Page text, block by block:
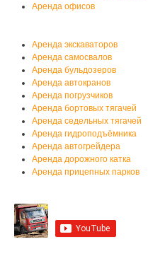
Аренда офисов
Аренда экскаваторов
Аренда самосвалов
Аренда бульдозеров
Аренда автокранов
Аренда погрузчиков
Аренда бортовых тягачей
Аренда седельных тягачей
Аренда гидроподъёмника
Аренда автогрейдера
Аренда дорожного катка
Аренда прицепных парков